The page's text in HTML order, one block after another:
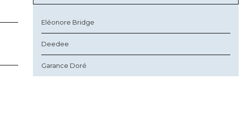
Eléonore Bridge
Deedee
Garance Doré